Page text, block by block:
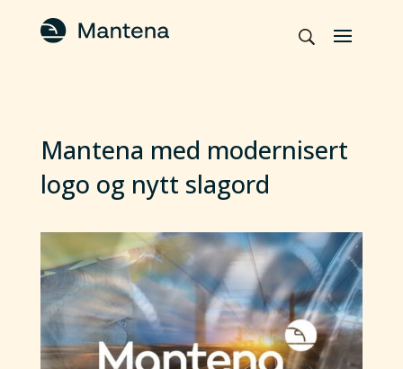
Mantena med modernisert
logo og nytt slagord